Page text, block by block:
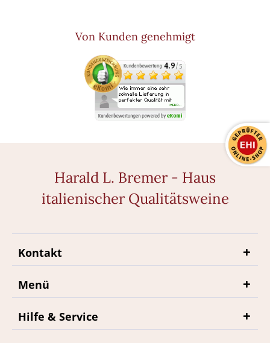
Von Kunden genehmigt
Harald L. Bremer - Haus
italienischer Qualitätsweine
Kontakt
Menü
Hilfe & Service